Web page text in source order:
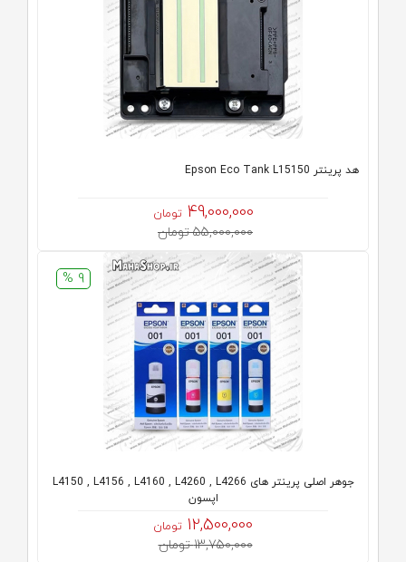
هد پرینتر Epson Eco Tank L15150
49,000,000 تومان
55,000,000 تومان
9 %
جوهر اصلی پرینتر های L4150 , L4156 , L4160 , L4260 , L4266
اپسون
12,500,000 تومان
13,750,000 تومان